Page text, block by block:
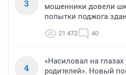
3
мошенники довели
попытки поджога
21 472 40
4
«Насиловал на
родителей». Новый